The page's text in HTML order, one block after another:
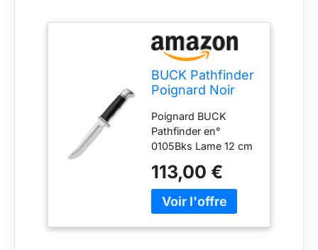
BUCK Pathfinder
Poignard Noir
Poignard BUCK
Pathfinder en°
0105Bks Lame 12 cm
Noir Étui cuir
113,00 €